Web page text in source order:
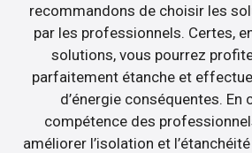
recommandons de choisir les
par les professionnels. Certes,
solutions, vous pourrez
parfaitement étanche et
d’énergie conséquentes. En
compétence des
améliorer l’isolation et